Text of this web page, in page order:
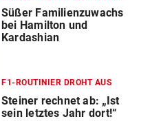
Süßer Familienzuwachs
bei Hamilton und
Kardashian
F1-ROUTINIER DROHT AUS
Steiner rechnet ab: „Ist
sein letztes Jahr dort!“